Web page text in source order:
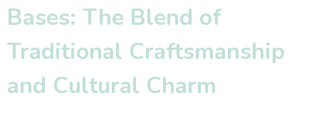
Bases: The Blend of
Traditional Craftsmanship
and Cultural Charm